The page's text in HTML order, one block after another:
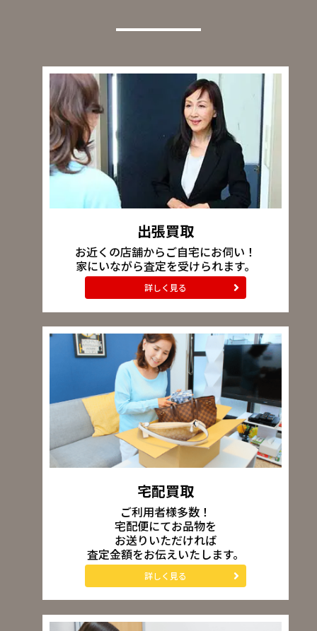
出張買取
お近くの店舗からご自宅にお伺い！
家にいながら査定を受けられます。
詳しく見る
宅配買取
ご利用者様多数！
宅配便にてお品物を
お送りいただければ
査定金額をお伝えいたします。
詳しく見る